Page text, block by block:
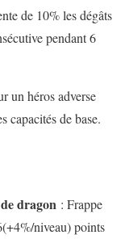
de 10% les dégâts
pendant 6
un héros adverse
capacités de base.
dragon : Frappe
niveau) points